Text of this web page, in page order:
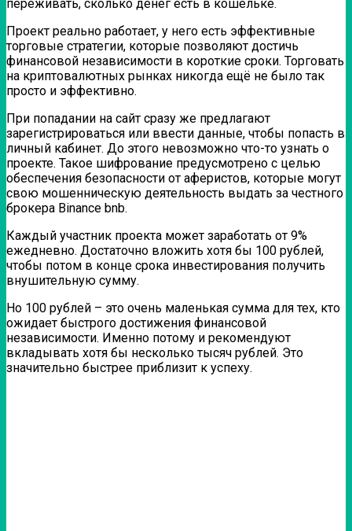
переживать, сколько денег есть в кошельке.
Проект реально работает, у него есть эффективные
торговые стратегии, которые позволяют достичь
финансовой независимости в короткие сроки. Торговать
на криптовалютных рынках никогда ещё не было так
просто и эффективно.
При попадании на сайт сразу же предлагают
зарегистрироваться или ввести данные, чтобы попасть в
личный кабинет. До этого невозможно что-то узнать о
проекте. Такое шифрование предусмотрено с целью
обеспечения безопасности от аферистов, которые могут
свою мошенническую деятельность выдать за честного
брокера Binance bnb.
Каждый участник проекта может заработать от 9%
ежедневно. Достаточно вложить хотя бы 100 рублей,
чтобы потом в конце срока инвестирования получить
внушительную сумму.
Но 100 рублей – это очень маленькая сумма для тех, кто
ожидает быстрого достижения финансовой
независимости. Именно потому и рекомендуют
вкладывать хотя бы несколько тысяч рублей. Это
значительно быстрее приблизит к успеху.